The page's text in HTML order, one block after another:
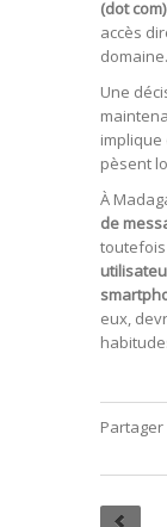
(dot
accès
domaine.
Une
pèsent
À
de
eux,
Partager